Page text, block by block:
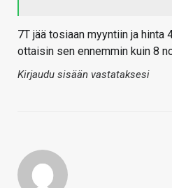
7T jää tosiaan myyntiin ja hinta
ottaisin sen ennemmin kuin 8
Kirjaudu sisään vastataksesi